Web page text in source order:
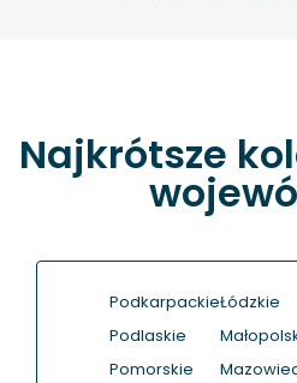
Najkrótsze
Podkarpackie
Podlaskie
Pomorskie
Łódzkie